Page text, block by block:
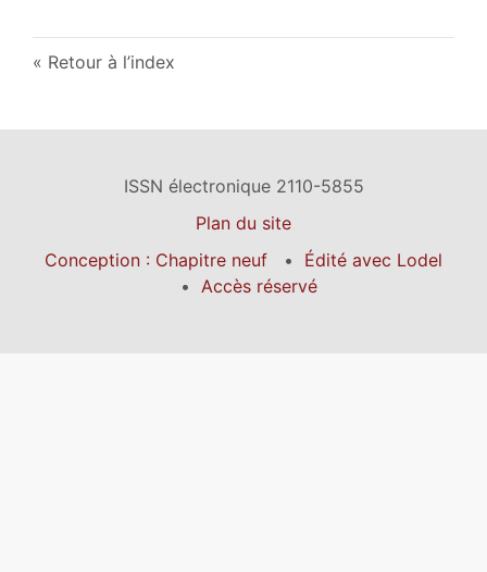
Retour à l’index
ISSN électronique 2110-5855
Plan du site
Conception : Chapitre neuf
Édité avec Lodel
Accès réservé